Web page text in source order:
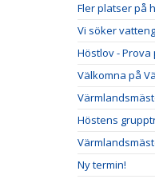
Fler platser på
Vi söker
Höstlov - Prova
Välkomna på
Höstens
Ny termin!